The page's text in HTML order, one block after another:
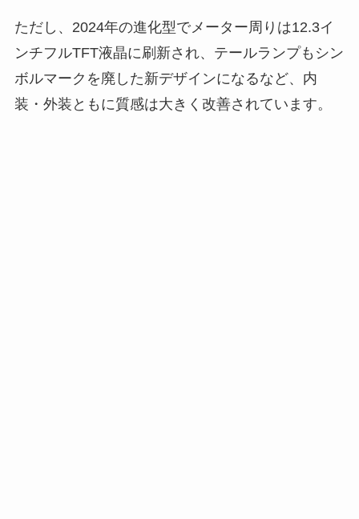
ただし、2024年の進化型でメーター周りは12.3イ
ンチフルTFT液晶に刷新され、テールランプもシン
ボルマークを廃した新デザインになるなど、内
装・外装ともに質感は大きく改善されています。